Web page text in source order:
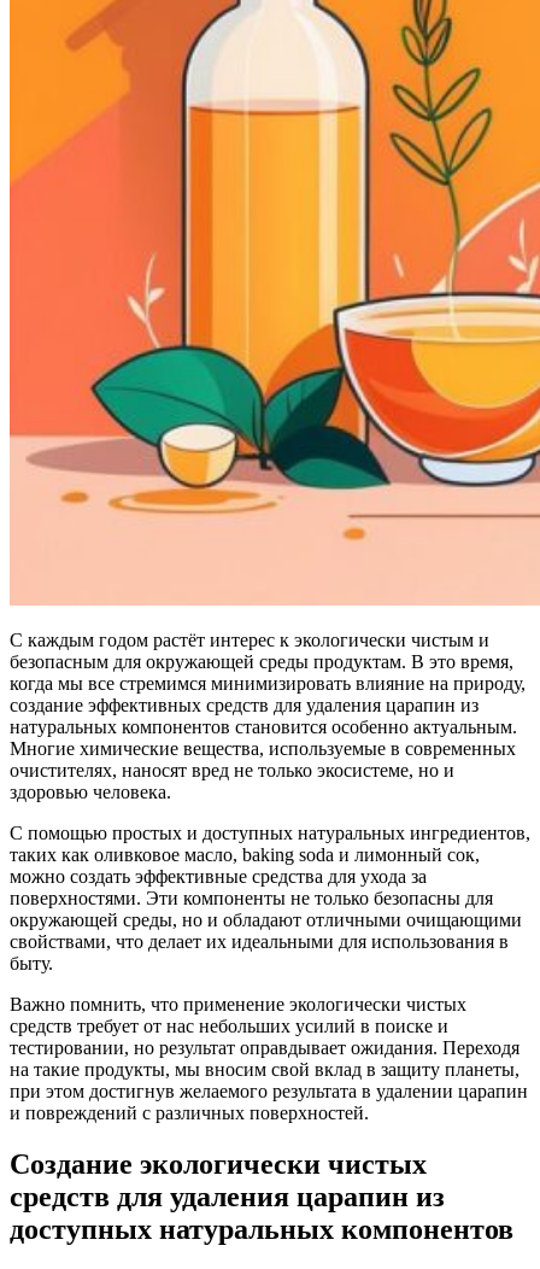
С каждым годом растёт интерес к экологически чистым и
безопасным для окружающей среды продуктам. В это время,
когда мы все стремимся минимизировать влияние на природу,
создание эффективных средств для удаления царапин из
натуральных компонентов становится особенно актуальным.
Многие химические вещества, используемые в современных
очистителях, наносят вред не только экосистеме, но и
здоровью человека.
С помощью простых и доступных натуральных ингредиентов,
таких как оливковое масло, baking soda и лимонный сок,
можно создать эффективные средства для ухода за
поверхностями. Эти компоненты не только безопасны для
окружающей среды, но и обладают отличными очищающими
свойствами, что делает их идеальными для использования в
быту.
Важно помнить, что применение экологически чистых
средств требует от нас небольших усилий в поиске и
тестировании, но результат оправдывает ожидания. Переходя
на такие продукты, мы вносим свой вклад в защиту планеты,
при этом достигнув желаемого результата в удалении царапин
и повреждений с различных поверхностей.
Создание экологически чистых
средств для удаления царапин из
доступных натуральных компонентов